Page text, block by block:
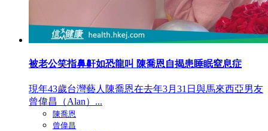
被老公笑指鼻鼾如恐龍叫 陳喬恩自揭患睡眠窒息症
現年43歲台灣藝人陳喬恩在去年3月31日與馬來西亞男友
曾偉昌（Alan）...
陳喬恩
曾偉昌